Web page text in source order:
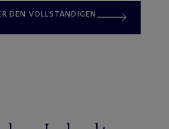
DEN VOLLSTÄNDIGEN